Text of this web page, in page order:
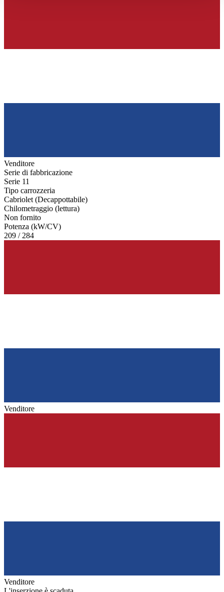
Venditore
Serie di fabbricazione
Serie 11
Tipo carrozzeria
Cabriolet (Decappottabile)
Chilometraggio (lettura)
Non fornito
Potenza (kW/CV)
209 / 284
Venditore
Venditore